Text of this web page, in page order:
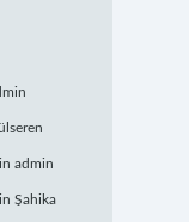
admin
Şahika